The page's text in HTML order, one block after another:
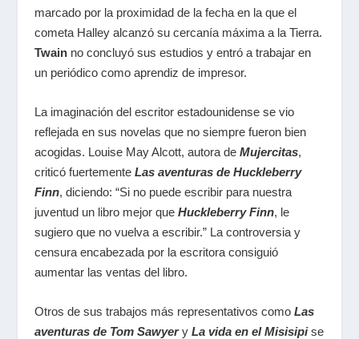
marcado por la proximidad de la fecha en la que el
cometa Halley alcanzó su cercanía máxima a la Tierra.
Twainno concluyó sus estudios y entró a trabajar en
un periódico como aprendiz de impresor.
La imaginación del escritor estadounidense se vio
reflejada en sus novelas que no siempre fueron bien
acogidas. Louise May Alcott, autora de Mujercitas,
criticó fuertemente Las aventuras de Huckleberry
Finn, diciendo: “Si no puede escribir para nuestra
juventud un libro mejor que Huckleberry Finn, le
sugiero que no vuelva a escribir.” La controversia y
censura encabezada por la escritora consiguió
aumentar las ventas del libro.
Otros de sus trabajos más representativos como Las
aventuras de Tom Sawyery La vida en el Misisipise